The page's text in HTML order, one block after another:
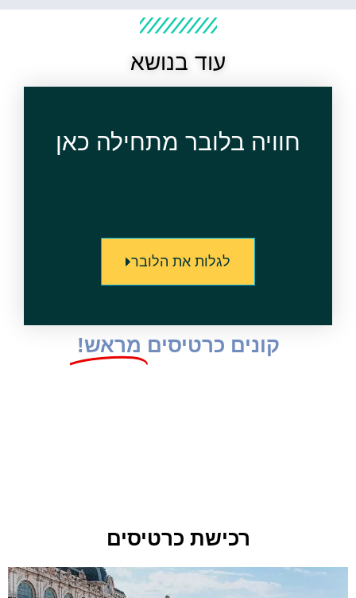
עוד בנושא
חוויה בלובר מתחילה כאן
לגלות את הלובר
קונים כרטיסים מראש!
רכישת כרטיסים